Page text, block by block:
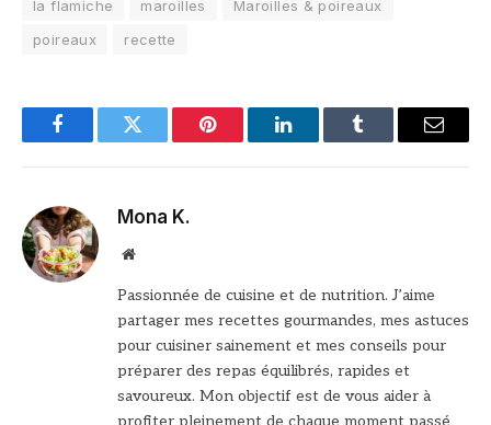
la flamiche maroilles
Maroilles & poireaux
poireaux
recette
FacebookTwitter Pinterest LinkedInTumblr Email
Mona K.
Site
Passionnée de cuisine et de nutrition. J’aime
partager mes recettes gourmandes, mes astuces
pour cuisiner sainement et mes conseils pour
préparer des repas équilibrés, rapides et
savoureux. Mon objectif est de vous aider à
profiter pleinement de chaque moment passé